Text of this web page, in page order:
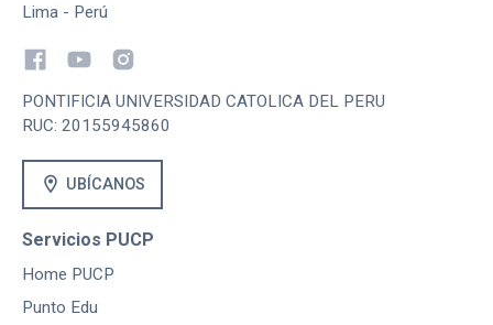
Lima - Perú
PONTIFICIA UNIVERSIDAD CATOLICA DEL PERU
RUC: 20155945860
location_on UBÍCANOS
Servicios PUCP
Home PUCP
Punto Edu